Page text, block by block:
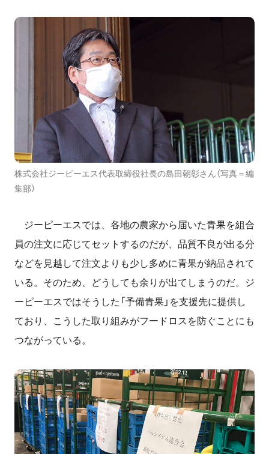
株式会社ジーピーエス代表取締役社長の島田朝彰さん（写真＝編
集部）
ジーピーエスでは、各地の農家から届いた青果を組合
員の注文に応じてセットするのだが、品質不良が出る分
などを見越して注文よりも少し多めに青果が納品されて
いる。そのため、どうしても余りが出てしまうのだ。ジ
ーピーエスではそうした「予備青果」を支援先に提供し
ており、こうした取り組みがフードロスを防ぐことにも
つながっている。